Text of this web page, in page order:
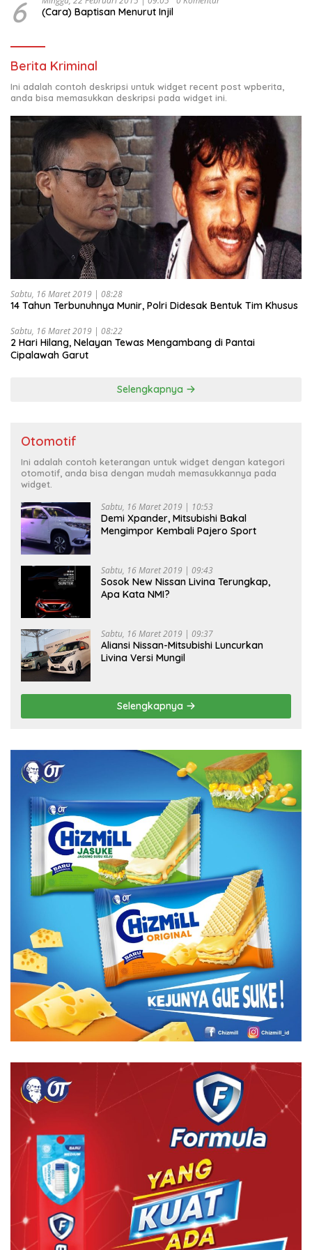
6 (Cara) Baptisan Menurut Injil
Berita Kriminal
Ini adalah contoh deskripsi untuk widget recent post wpberita,
anda bisa memasukkan deskripsi pada widget ini.
Sabtu, 16 Maret 2019 | 08:28
14 Tahun Terbunuhnya Munir, Polri Didesak Bentuk Tim Khusus
Sabtu, 16 Maret 2019 | 08:22
2 Hari Hilang, Nelayan Tewas Mengambang di Pantai
Cipalawah Garut
Selengkapnya
Otomotif
Ini adalah contoh keterangan untuk widget dengan kategori
otomotif, anda bisa dengan mudah memasukkannya pada
widget.
Sabtu, 16 Maret 2019 | 10:53
Demi Xpander, Mitsubishi Bakal
Mengimpor Kembali Pajero Sport
Sabtu, 16 Maret 2019 | 09:43
Sosok New Nissan Livina Terungkap,
Apa Kata NMI?
Sabtu, 16 Maret 2019 | 09:37
Aliansi Nissan-Mitsubishi Luncurkan
Livina Versi Mungil
Selengkapnya